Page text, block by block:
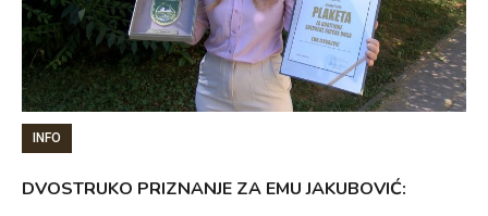
INFO
DVOSTRUKO PRIZNANJE ZA EMU JAKUBOVIĆ: